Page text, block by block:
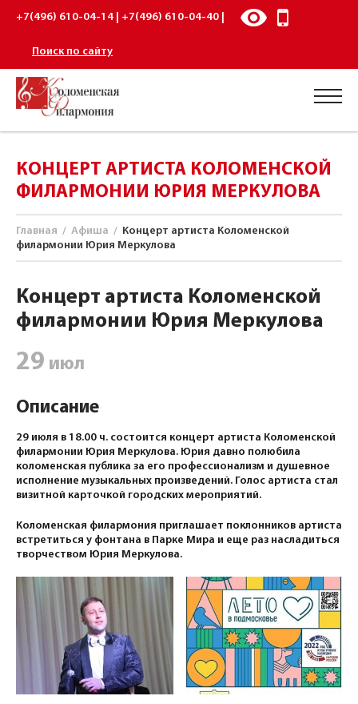
+7(496) 610-04-14 | +7(496) 610-04-40 |
Поиск по сайту
КОНЦЕРТ АРТИСТА КОЛОМЕНСКОЙ
ФИЛАРМОНИИ ЮРИЯ МЕРКУЛОВА
Главная / Афиша / Концерт артиста Коломенской
филармонии Юрия Меркулова
Концерт артиста Коломенской
филармонии Юрия Меркулова
29 июл
Описание
29 июля в 18.00 ч. состоится концерт артиста Коломенской
филармонии Юрия Меркулова. Юрия давно полюбила
коломенская публика за его профессионализм и душевное
исполнение музыкальных произведений. Голос артиста стал
визитной карточкой городских мероприятий.
Коломенская филармония приглашает поклонников артиста
встретиться у фонтана в Парке Мира и еще раз насладиться
творчеством Юрия Меркулова.